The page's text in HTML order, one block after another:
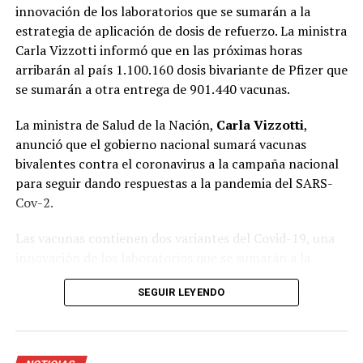
innovación de los laboratorios que se sumarán a la
estrategia de aplicación de dosis de refuerzo. La ministra
Carla Vizzotti informó que en las próximas horas
arribarán al país 1.100.160 dosis bivariante de Pfizer que
se sumarán a otra entrega de 901.440 vacunas.
La ministra de Salud de la Nación, Carla Vizzotti,
anunció que el gobierno nacional sumará vacunas
bivalentes contra el coronavirus a la campaña nacional
para seguir dando respuestas a la pandemia del SARS-
Cov-2.
Las vacunas contienen dos variantes del Covid-19, una
estrategia de aplicación de dosis de refuerzo. La titular
de la cartera sanitaria informó que en las próximas
Pfizer que se sumarán a otra entrega de 901.440
vacunas.
SEGUIR LEYENDO